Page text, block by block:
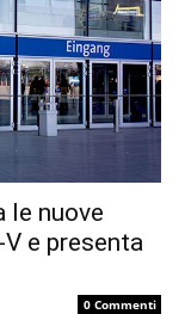
le nuove
e presenta
0 Commenti